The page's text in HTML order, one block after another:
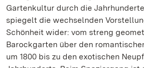
Gartenkultur durch die
spiegelt die wechselnden
Schönheit wider: vom streng
Barockgarten über den
um 1800 bis zu den exotischen